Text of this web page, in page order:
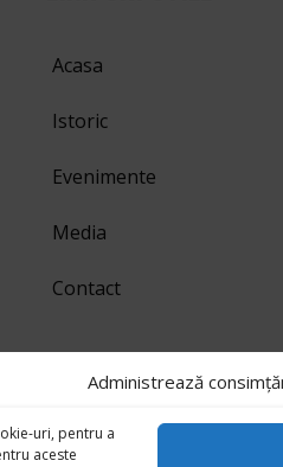
Administrează
uri, pentru a
aceste
Acasa
Istoric
Evenimente
Media
Contact
al Orașului Pucioasa. Pagină